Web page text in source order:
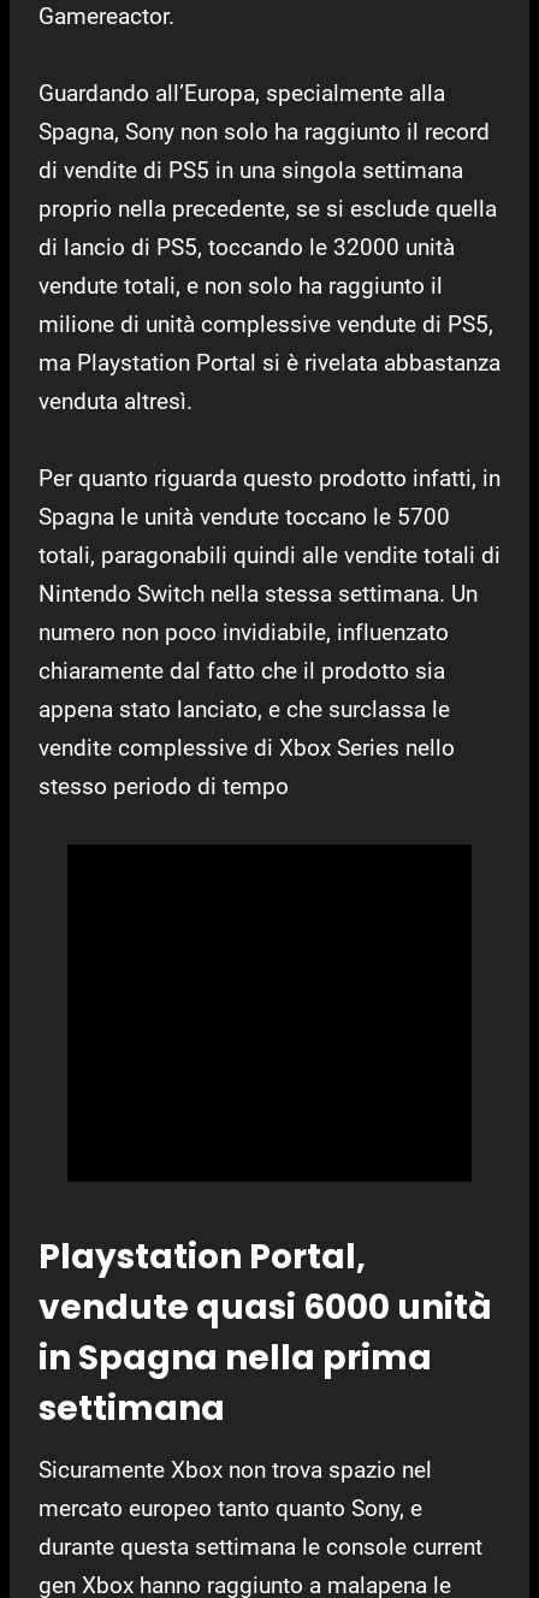
Gamereactor.
Guardando all’Europa, specialmente alla
Spagna, Sony non solo ha raggiunto il record
di vendite di PS5 in una singola settimana
proprio nella precedente, se si esclude quella
di lancio di PS5, toccando le 32000 unità
vendute totali, e non solo ha raggiunto il
milione di unità complessive vendute di PS5,
ma Playstation Portal si è rivelata abbastanza
venduta altresì.
Per quanto riguarda questo prodotto infatti, in
Spagna le unità vendute toccano le 5700
totali, paragonabili quindi alle vendite totali di
Nintendo Switch nella stessa settimana. Un
numero non poco invidiabile, influenzato
chiaramente dal fatto che il prodotto sia
appena stato lanciato, e che surclassa le
vendite complessive di Xbox Series nello
stesso periodo di tempo
Playstation Portal,
vendute quasi 6000 unità
in Spagna nella prima
settimana
Sicuramente Xbox non trova spazio nel
mercato europeo tanto quanto Sony, e
durante questa settimana le console current
gen Xbox hanno raggiunto a malapena le